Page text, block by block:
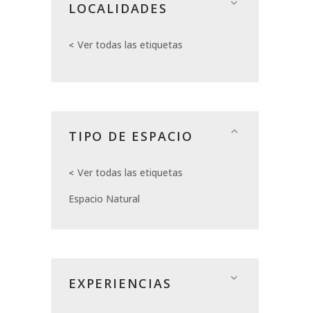
LOCALIDADES
Ver todas las etiquetas
TIPO DE ESPACIO
Ver todas las etiquetas
Espacio Natural
EXPERIENCIAS